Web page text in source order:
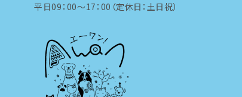
平日09：00～17：00（定休日：土日祝）